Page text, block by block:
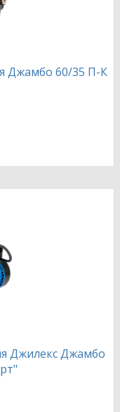
Джамбо 60/35 П-К
Джилекс Джамбо